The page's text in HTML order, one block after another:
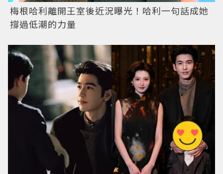
梅根哈利離開王室後近況曝光！哈利一句話成她
撐過低潮的力量